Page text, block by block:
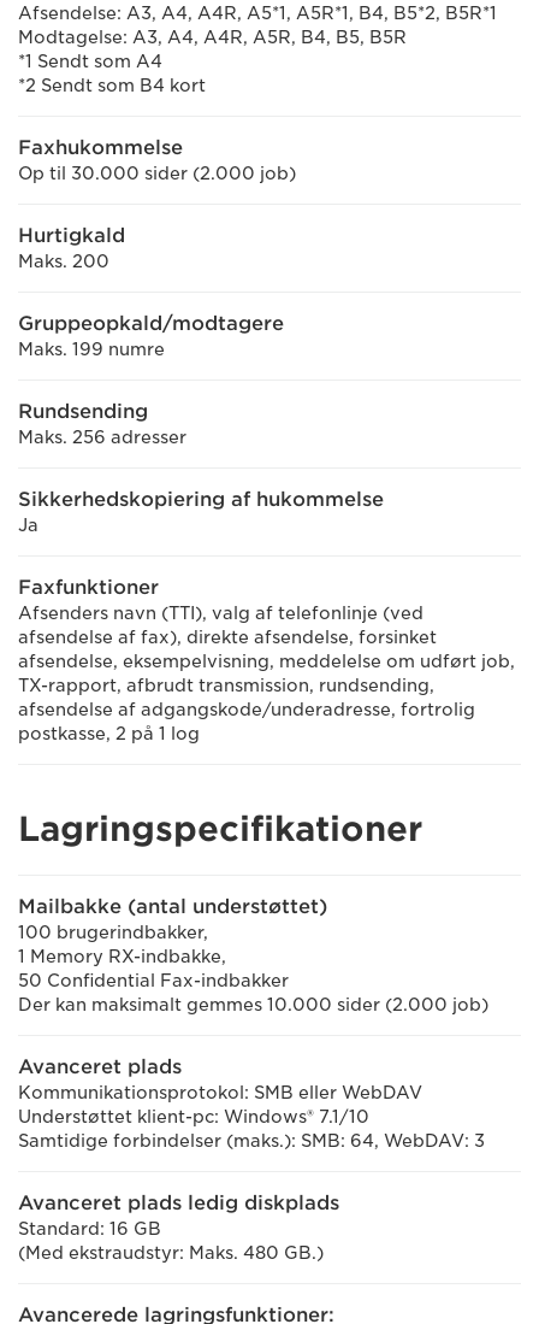
Afsendelse: A3, A4, A4R, A5*1, A5R*1, B4, B5*2, B5R*1
Modtagelse: A3, A4, A4R, A5R, B4, B5, B5R
*1 Sendt som A4
*2 Sendt som B4 kort
Faxhukommelse
Op til 30.000 sider (2.000 job)
Hurtigkald
Maks. 200
Gruppeopkald/modtagere
Maks. 199 numre
Rundsending
Maks. 256 adresser
Sikkerhedskopiering af hukommelse
Ja
Faxfunktioner
Afsenders navn (TTI), valg af telefonlinje (ved
afsendelse af fax), direkte afsendelse, forsinket
afsendelse, eksempelvisning, meddelelse om udført job,
TX-rapport, afbrudt transmission, rundsending,
afsendelse af adgangskode/underadresse, fortrolig
postkasse, 2 på 1 log
Lagringspecifikationer
Mailbakke (antal understøttet)
100 brugerindbakker,
1 Memory RX-indbakke,
50 Confidential Fax-indbakker
Der kan maksimalt gemmes 10.000 sider (2.000 job)
Avanceret plads
Kommunikationsprotokol: SMB eller WebDAV
Understøttet klient-pc: Windows® 7.1/10
Samtidige forbindelser (maks.): SMB: 64, WebDAV: 3
Avanceret plads ledig diskplads
Standard: 16 GB
(Med ekstraudstyr: Maks. 480 GB.)
Avancerede lagringsfunktioner: